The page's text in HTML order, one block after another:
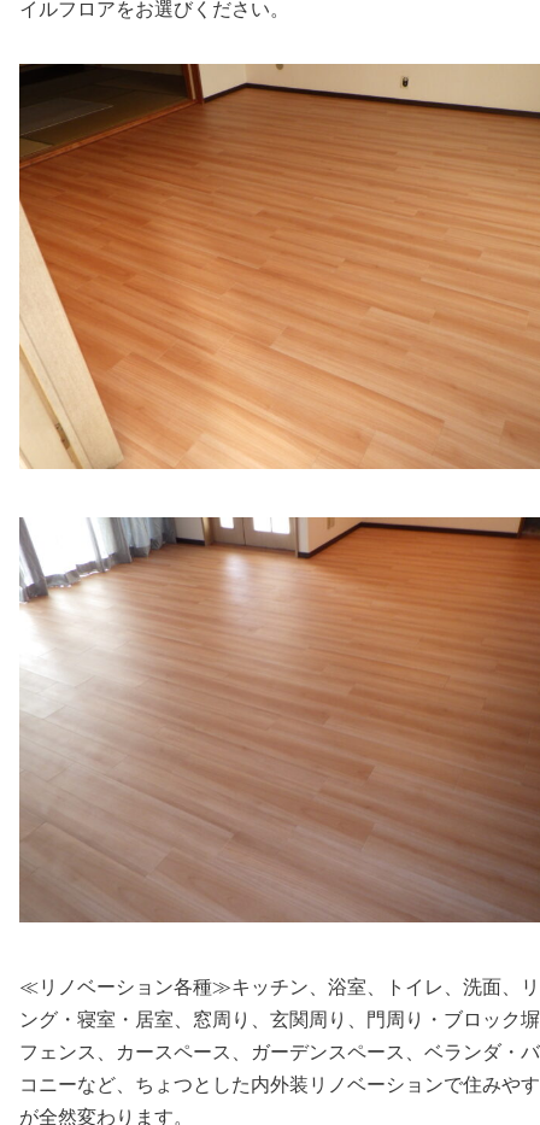
イルフロアをお選びください。
≪リノベーション各種≫キッチン、浴室、トイレ、洗面、
ング・寝室・居室、窓周り、玄関周り、門周り・ブロック
フェンス、カースペース、ガーデンスペース、ベランダ・
コニーなど、ちょつとした内外装リノベーションで住みや
が全然変わります。